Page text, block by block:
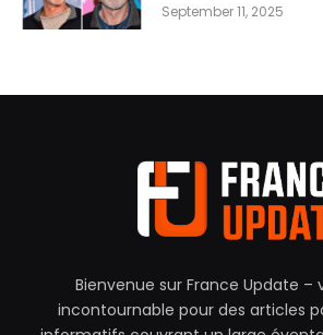
September 11, 2025
Bienvenue sur France Update –
incontournable pour des articles